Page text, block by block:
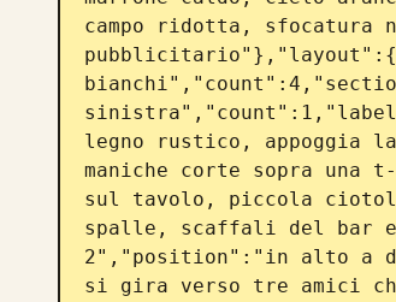
campo ridotta,
legno rustico, appoggia
maniche corte sopra una
sul tavolo, piccola
spalle, scaffali del bar
2","position":"in alto a
si gira verso tre amici